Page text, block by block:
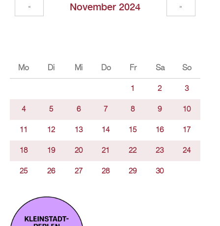
November 2024
« »
Mo Di Mi Do Fr Sa So
1 2 3
4 5 6 7 8 9 10
11 12 13 14 15 16 17
18 19 20 21 22 23 24
25 26 27 28 29 30